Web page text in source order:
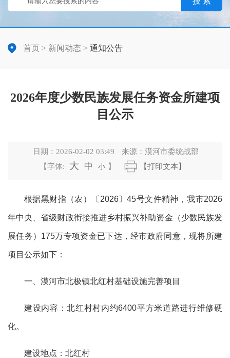
首页 > 新闻动态 > 通知公告
2026年度少数民族发展任务资金所建项
目公示
日期： 2026-02-02 03:49 来源：漠河市委统战部
【字体:
大 中 小 】 【打印文本】
根据黑财指（农） 〔 2026〕45号文件精神，我市2026
年中央、省级财政衔接推进乡村振兴补助资金（少数民族发
展任务）175万专项资金已下达，经市政府同意，现将所建
项目公示如下：
一、漠河市北极镇北红村基础设施完善项目
建设内容：北红村村内约6400平方米道路进行维修硬
化。
建设地点：北红村